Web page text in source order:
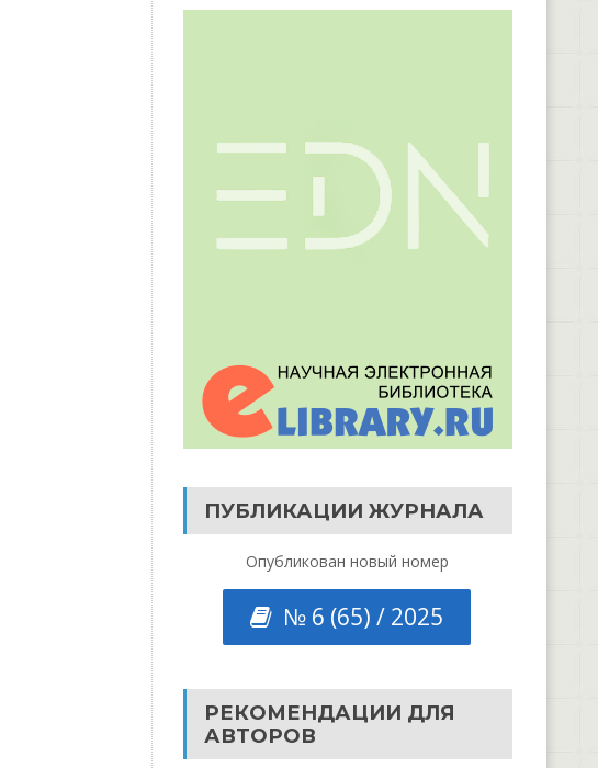
ПУБЛИКАЦИИ ЖУРНАЛА
Опубликован новый номер
№ 6 (65) / 2025
РЕКОМЕНДАЦИИ ДЛЯ
АВТОРОВ